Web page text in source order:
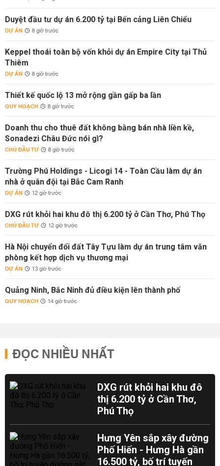
Duyệt đầu tư dự án 6.200 tỷ tại Bến cảng Liên Chiểu
DỰ ÁN 8 giờ trước
Keppel thoái toàn bộ vốn khỏi dự án Empire City tại Thủ
Thiêm
DỰ ÁN 8 giờ trước
Thiết kế quốc lộ 13 mở rộng gần gấp ba lần
QUY HOẠCH 8 giờ trước
Doanh thu cho thuê đất không bằng bán nhà liền kề,
Sonadezi Châu Đức nói gì?
CHỦ ĐẦU TƯ 8 giờ trước
Trường Phú Holdings - Licogi 14 - Toàn Cầu làm dự án
nhà ở quân đội tại Bắc Cam Ranh
DỰ ÁN 12 giờ trước
DXG rút khỏi hai khu đô thị 6.200 tỷ ở Cần Thơ, Phú Thọ
CHỦ ĐẦU TƯ 12 giờ trước
Hà Nội chuyển đổi đất Tây Tựu làm dự án trung tâm văn
phòng kết hợp dịch vụ thương mại
DỰ ÁN 13 giờ trước
Quảng Ninh, Bắc Ninh đủ điều kiện lên thành phố
QUY HOẠCH 14 giờ trước
ĐỌC NHIỀU NHẤT
DXG rút khỏi hai khu đô
thị 6.200 tỷ ở Cần Thơ,
Phú Thọ
Hưng Yên sắp xây đường
Phố Hiến - Hưng Hà gần
16.500 tỷ, bố trí tuyến